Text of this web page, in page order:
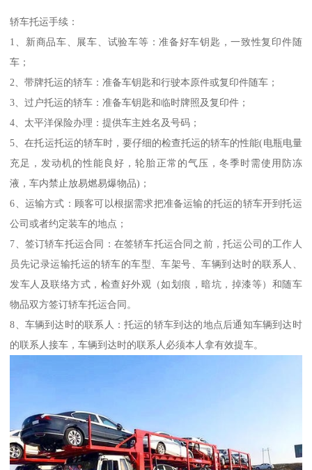
轿车托运手续：
1、新商品车、展车、试验车等：准备好车钥匙，一致性复印件随
车；
2、带牌托运的轿车：准备车钥匙和行驶本原件或复印件随车；
3、过户托运的轿车：准备车钥匙和临时牌照及复印件；
4、太平洋保险办理：提供车主姓名及号码；
5、在托运托运的轿车时，要仔细的检查托运的轿车的性能(电瓶电量
充足，发动机的性能良好，轮胎正常的气压，冬季时需使用防冻
液，车内禁止放易燃易爆物品)；
6、运输方式：顾客可以根据需求把准备运输的托运的轿车开到托运
公司或者约定装车的地点；
7、签订轿车托运合同：在签轿车托运合同之前，托运公司的工作人
员先记录运输托运的轿车的车型、车架号、车辆到达时的联系人、
发车人及联络方式，检查好外观（如划痕，暗坑，掉漆等）和随车
物品双方签订轿车托运合同。
8、车辆到达时的联系人：托运的轿车到达的地点后通知车辆到达时
的联系人接车，车辆到达时的联系人必须本人拿有效提车。